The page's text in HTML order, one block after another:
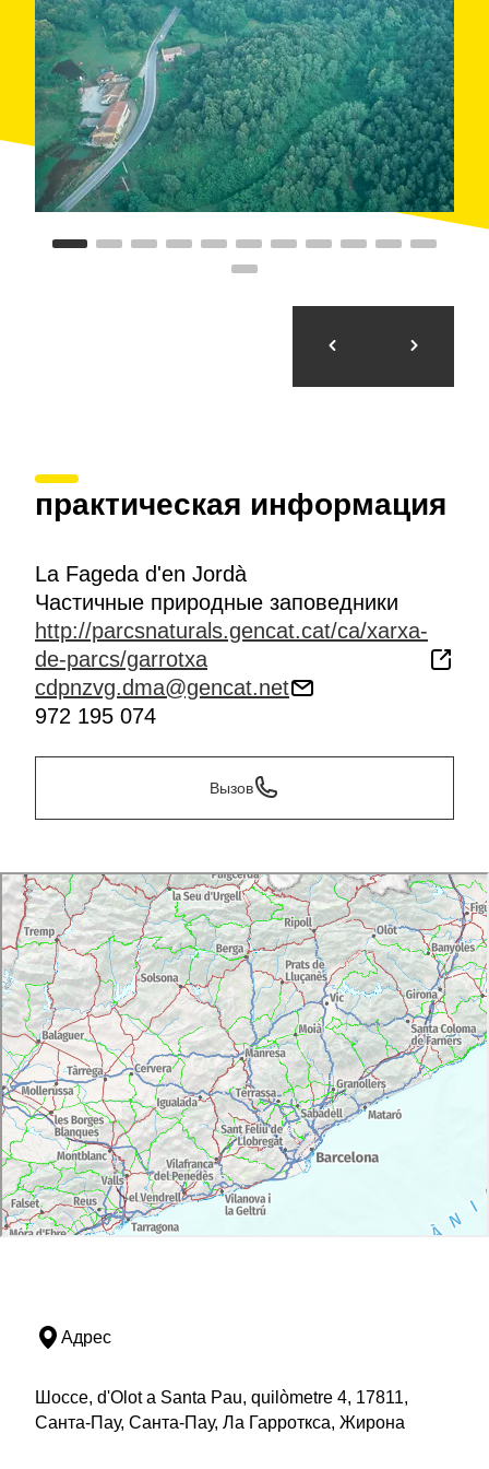
практическая информация
La Fageda d'en Jordà
Частичные природные заповедники
http://parcsnaturals.gencat.cat/ca/xarxa-
de-parcs/garrotxa
cdpnzvg.dma@gencat.net
972 195 074
Вызов
Адрес
Шоссе, d'Olot a Santa Pau, quilòmetre 4, 17811,
Санта-Пау, Санта-Пау, Ла Гарроткса, Жирона